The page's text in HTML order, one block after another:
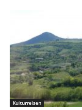
Kulturreisen